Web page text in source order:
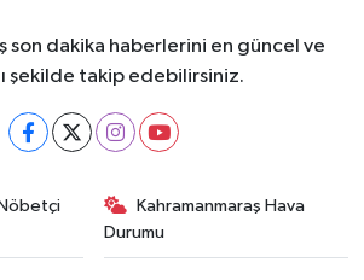
son dakika haberlerini en güncel ve
şekilde takip edebilirsiniz.
Kahramanmaraş Hava
Durumu